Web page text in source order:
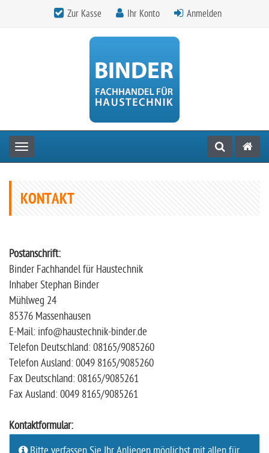
Zur Kasse Ihr Konto Anmelden
Toggle navigation
KONTAKT
Postanschrift:
Binder Fachhandel für Haustechnik
Inhaber Stephan Binder
Mühlweg 24
85376 Massenhausen
E-Mail: info@haustechnik-binder.de
Telefon Deutschland: 08165/9085260
Telefon Ausland: 0049 8165/9085260
Fax Deutschland: 08165/9085261
Fax Ausland: 0049 8165/9085261
Kontaktformular: